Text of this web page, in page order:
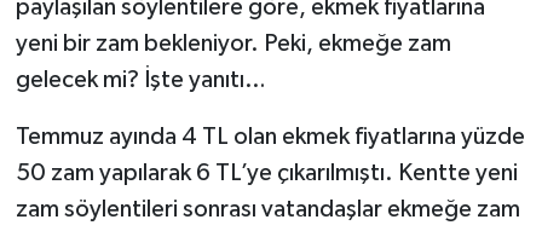
paylaşılan söylentilere göre, ekmek fiyatlarına
yeni bir zam bekleniyor. Peki, ekmeğe zam
gelecek mi? İşte yanıtı…
Temmuz ayında 4 TL olan ekmek fiyatlarına yüzde
50 zam yapılarak 6 TL’ye çıkarılmıştı. Kentte yeni
zam söylentileri sonrası vatandaşlar ekmeğe zam